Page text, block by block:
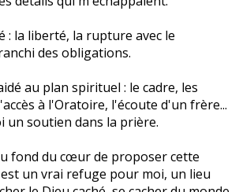
: la liberté, la rupture avec le
des obligations.
au plan spirituel : le cadre, les
à l'Oratoire, l'écoute d'un frère...
soutien dans la prière.
fond du cœur de proposer cette
un vrai refuge pour moi, un lieu